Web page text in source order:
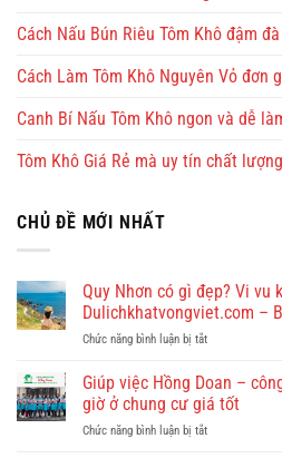
Cách Nấu Bún Riêu Tôm Khô đậm
Cách Làm Tôm Khô Nguyên Vỏ
Canh Bí Nấu Tôm Khô ngon và dễ
Tôm Khô Giá Rẻ mà uy tín chất lượng
CHỦ ĐỀ MỚI NHẤT
Quy Nhơn có gì đẹp? Vi vu
Dulichkhatvongviet.com –
Chức năng bình luận bị tắtở
Nhơn
có
gì
đẹp?
Giúp việc Hồng Doan –
giờ ở chung cư giá tốt
Chức năng bình luận bị tắtở